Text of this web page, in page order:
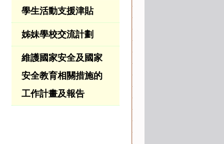
學生活動支援津貼
姊妹學校交流計劃
維護國家安全及國家
安全教育相關措施的
工作計畫及報告